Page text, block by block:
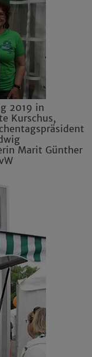
2019 in
Kurschus,
Marit Günther